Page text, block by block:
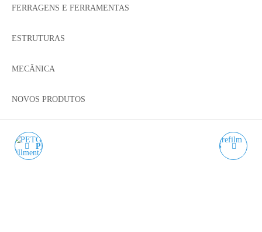
FERRAGENS E FERRAMENTAS
ESTRUTURAS
MECÂNICA
NOVOS PRODUTOS
PETG LARANJA TIGRE PLA BRANCO LUMOS